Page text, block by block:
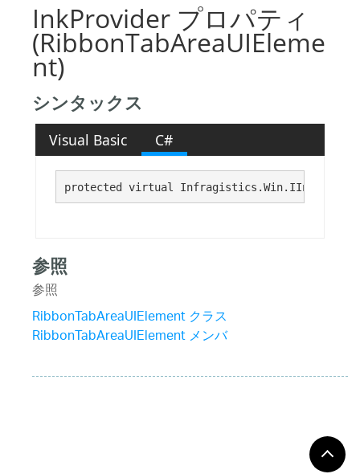
InkProvider プロパティ
(RibbonTabAreaUIEleme
nt)
シンタックス
Visual Basic C#
protected virtual
参照
参照
RibbonTabAreaUIElement クラス
RibbonTabAreaUIElement メンバ